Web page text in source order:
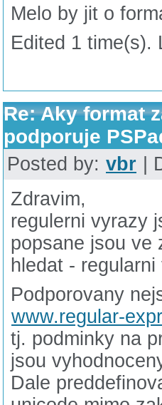
Melo by jit o
Edited 1 time(s).
Re: Aky format
podporuje
Posted by: vbr |
Zdravim,
regulerni vyrazy
popsane jsou ve
hledat -
Podporovany
www.regular-
tj. podminky na
jsou
Dale